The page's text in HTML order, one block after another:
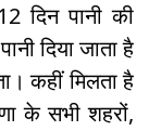
दिन पानी की
दिया जाता है
कहीं मिलता है
के सभी शहरों,